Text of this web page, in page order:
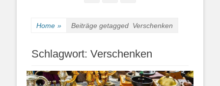
Home » Beiträge getagged Verschenken
Schlagwort: Verschenken